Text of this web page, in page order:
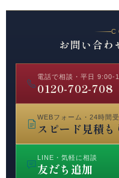
お問い合わ
電話で相談・平日 9:00-
0120-702-708
WEBフォーム・24時間
スピード見積も
LINE・気軽に相談
友だち追加